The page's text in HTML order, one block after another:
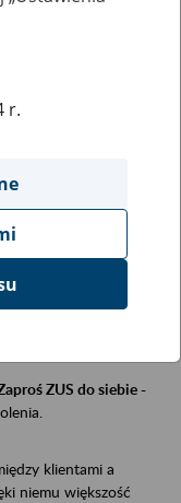
50+
urzędu.
ZUS do siebie -
klientami a
niemu większość
r.